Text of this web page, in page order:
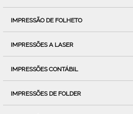
IMPRESSÃO DE FOLHETO
IMPRESSÕES A LASER
IMPRESSÕES CONTÁBIL
IMPRESSÕES DE FOLDER